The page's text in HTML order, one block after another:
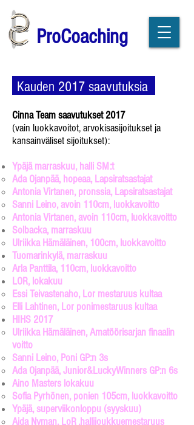
ProCoaching
Kauden 2017 saavutuksia
Cinna Team saavutukset 2017
(vain luokkavoitot, arvokisasijoitukset ja
kansainväliset sijoitukset):
Ypäjä marraskuu, halli SM:t
Ada Ojanpää, hopeaa, Lapsiratsastajat​
Antonia Virtanen, pronssia, Lapsiratsastajat
Sanni Leino, avoin 110cm, luokkavoitto
Antonia Virtanen, avoin 110cm, luokkavoitto
Solbacka, marraskuu
Ulriikka Hämäläinen, 100cm, luokkavoitto​
Tuomarinkylä, marraskuu
Arla Panttila, 110cm, luokkavoitto​
LOR, lokakuu
Essi Teivastenaho, Lor mestaruus kultaa​
Elli Lahtinen, Lor ponimestaruus kultaa
HIHS 2017
Ulriikka Hämäläinen, Amatöörisarjan finaalin
voitto​
Sanni Leino, Poni GP:n 3s
Ada Ojanpää, Junior&LuckyWinners GP:n 6s
Aino Masters lokakuu
Sofia Pyrhönen, ponien 105cm, luokkavoitto​
Ypäjä, superviikonloppu (syyskuu)
Aida Nyman, LoR ,hallijoukkuemestaruus​